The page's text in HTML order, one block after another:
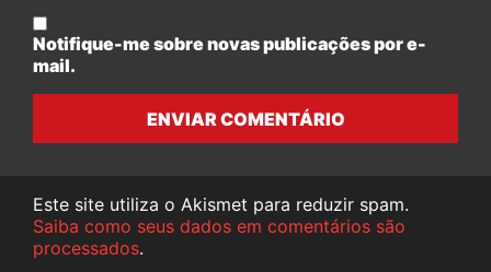
Notifique-me sobre novas publicações por e-
mail.
ENVIAR COMENTÁRIO
Este site utiliza o Akismet para reduzir spam.
Saiba como seus dados em comentários são
processados.